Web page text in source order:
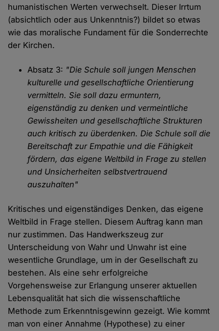
humanistischen Werten verwechselt. Dieser Irrtum
(absichtlich oder aus Unkenntnis?) bildet so etwas
wie das moralische Fundament für die Sonderrechte
der Kirchen.
Absatz 3: "Die Schule soll jungen Menschen
kulturelle und gesellschaftliche Orientierung
vermitteln. Sie soll dazu ermuntern,
eigenständig zu denken und vermeintliche
Gewissheiten und gesellschaftliche Strukturen
auch kritisch zu überdenken. Die Schule soll die
Bereitschaft zur Empathie und die Fähigkeit
fördern, das eigene Weltbild in Frage zu stellen
und Unsicherheiten selbstvertrauend
auszuhalten"
Kritisches und eigenständiges Denken, das eigene
Weltbild in Frage stellen. Diesem Auftrag kann man
nur zustimmen. Das Handwerkszeug zur
Unterscheidung von Wahr und Unwahr ist eine
wesentliche Grundlage, um in der Gesellschaft zu
bestehen. Als eine sehr erfolgreiche
Vorgehensweise zur Erlangung unserer aktuellen
Lebensqualität hat sich die wissenschaftliche
Methode zum Erkenntnisgewinn gezeigt. Wie kommt
man von einer Annahme (Hypothese) zu einer